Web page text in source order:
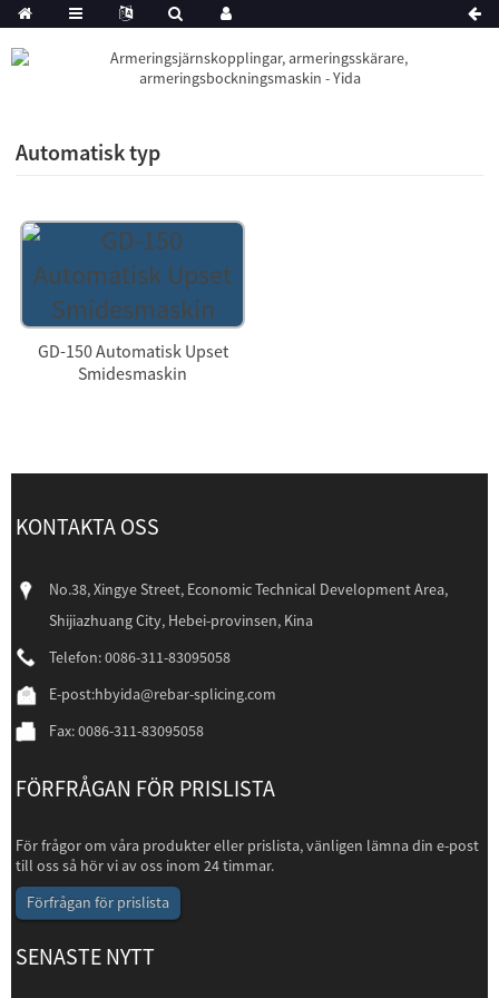
Automatisk typ
GD-150 Automatisk Upset
Smidesmaskin
KONTAKTA OSS
No.38, Xingye Street, Economic Technical Development Area,
Shijiazhuang City, Hebei-provinsen, Kina
Telefon: 0086-311-83095058
E-post:hbyida@rebar-splicing.com
Fax: 0086-311-83095058
FÖRFRÅGAN FÖR PRISLISTA
För frågor om våra produkter eller prislista, vänligen lämna din e-post
till oss så hör vi av oss inom 24 timmar.
Förfrågan för prislista
SENASTE NYTT